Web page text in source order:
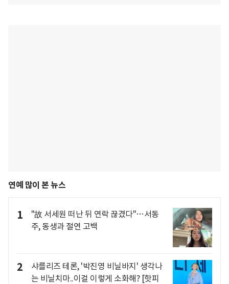
연예 많이 본 뉴스
1
"故 서세원 떠난 뒤 연락 끊겼다"…서동
주, 동생과 절연 고백
2
샤를리즈 테론, '박진영 비닐바지' 생각나
는 비닐치마..이걸 이렇게 소화해? [핫피